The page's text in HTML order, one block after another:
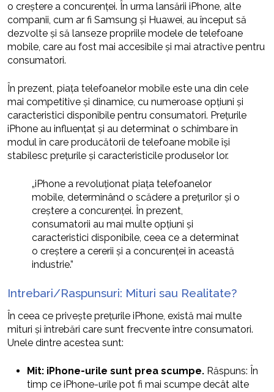
o creștere a concurenței. În urma lansării iPhone, alte
companii, cum ar fi Samsung și Huawei, au început să
dezvolte și să lanseze propriile modele de telefoane
mobile, care au fost mai accesibile și mai atractive pentru
consumatori.
În prezent, piața telefoanelor mobile este una din cele
mai competitive și dinamice, cu numeroase opțiuni și
caracteristici disponibile pentru consumatori. Prețurile
iPhone au influențat și au determinat o schimbare în
modul în care producătorii de telefoane mobile își
stabilesc prețurile și caracteristicile produselor lor.
„iPhone a revoluționat piața telefoanelor
mobile, determinând o scădere a prețurilor și o
creștere a concurenței. În prezent,
consumatorii au mai multe opțiuni și
caracteristici disponibile, ceea ce a determinat
o creștere a cererii și a concurenței în această
industrie.”
Intrebari/Raspunsuri: Mituri sau Realitate?
În ceea ce privește prețurile iPhone, există mai multe
mituri și întrebări care sunt frecvente între consumatori.
Unele dintre acestea sunt:
Mit: iPhone-urile sunt prea scumpe. Răspuns: În
timp ce iPhone-urile pot fi mai scumpe decât alte